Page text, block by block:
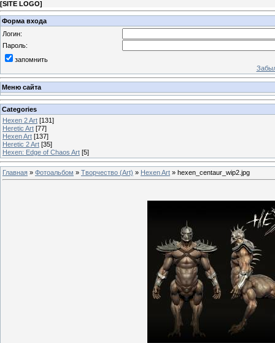
[SITE LOGO]
Форма входа
Логин:
Пароль:
запомнить
Меню сайта
Categories
Hexen 2 Art [131]
Heretic Art [77]
Hexen Art [137]
Heretic 2 Art [35]
Hexen: Edge of Chaos Art [5]
Главная » Фотоальбом » Творчество (Art) » Hexen Art » hexen_centaur_wip2.jpg